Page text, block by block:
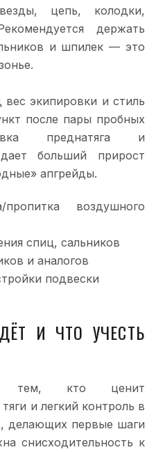
цепь, колодки,
держать
и шпилек — это
экипировки и стиль
после пары пробных
преднатяга и
больший прирост
апгрейды.
пропитка воздушного
спиц, сальников
и аналогов
подвески
И ЧТО УЧЕСТЬ
тем, кто ценит
и легкий контроль в
делающих первые шаги
снисходительность к